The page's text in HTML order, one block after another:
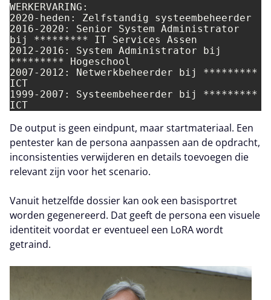
WERKERVARING:
2020-heden: Zelfstandig systeembeheerder
2016-2020: Senior System Administrator
bij ********* IT Services Assen
2012-2016: System Administrator bij
********* Hogeschool
2007-2012: Netwerkbeheerder bij *********
ICT
1999-2007: Systeembeheerder bij *********
ICT
De output is geen eindpunt, maar startmateriaal. Een
pentester kan de persona aanpassen aan de opdracht,
inconsistenties verwijderen en details toevoegen die
relevant zijn voor het scenario.
Vanuit hetzelfde dossier kan ook een basisportret
worden gegenereerd. Dat geeft de persona een visuele
identiteit voordat er eventueel een LoRA wordt
getraind.